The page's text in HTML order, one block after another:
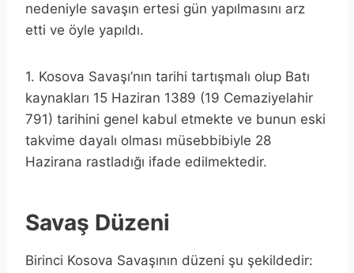
nedeniyle savaşın ertesi gün yapılmasını arz
etti ve öyle yapıldı.
1. Kosova Savaşı’nın tarihi tartışmalı olup Batı
kaynakları 15 Haziran 1389 (19 Cemaziyelahir
791) tarihini genel kabul etmekte ve bunun eski
takvime dayalı olması müsebbibiyle 28
Hazirana rastladığı ifade edilmektedir.
Savaş Düzeni
Birinci Kosova Savaşının düzeni şu şekildedir: